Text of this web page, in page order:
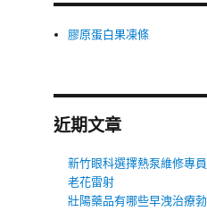
膠原蛋白果凍條
近期文章
新竹眼科選擇熱泵維修專
老花雷射
壯陽藥品有哪些早洩治療